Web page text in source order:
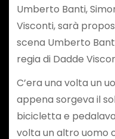
Umberto Banti,
Visconti, sarà
scena Umberto
regia di Dadde
C’era una volta un
appena sorgeva il
bicicletta e
volta un altro uomo